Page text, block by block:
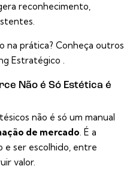
reconhecimento,
na prática? Conheça outros
Estratégico .
Não é Só Estética é
não é só um manual
de mercado. É a
ser escolhido, entre
valor.